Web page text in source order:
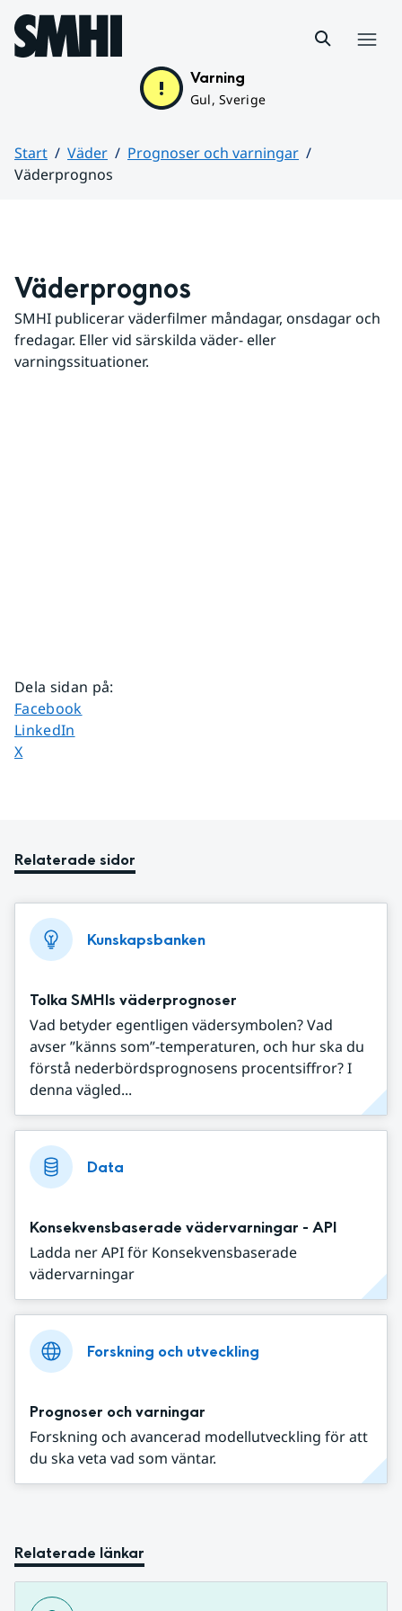
Hoppa till sidans innehåll
Varning
Gul, Sverige
Start Väder
Prognoser och varningar
Väderprognos
Väderprognos
SMHI publicerar väderfilmer måndagar, onsdagar och
fredagar. Eller vid särskilda väder- eller
varningssituationer.
Dela sidan på:
Dela sidan på
Facebook
Dela sidan på
LinkedIn
Dela sidan på
X
Relaterade sidor
Kunskapsbanken
Tolka SMHIs väderprognoser
Vad betyder egentligen vädersymbolen? Vad
avser ”känns som”-temperaturen, och hur ska du
förstå nederbördsprognosens procentsiffror? I
denna vägled...
Data
Konsekvensbaserade vädervarningar - API
Ladda ner API för Konsekvensbaserade
vädervarningar
Forskning och utveckling
Prognoser och varningar
Forskning och avancerad modellutveckling för att
du ska veta vad som väntar.
Relaterade länkar